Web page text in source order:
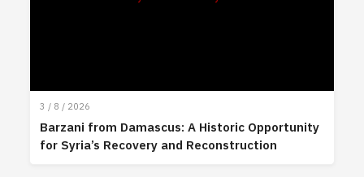
3 / 8 / 2026
Barzani from Damascus: A Historic Opportunity
for Syria’s Recovery and Reconstruction